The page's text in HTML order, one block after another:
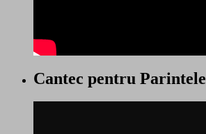
Cantec pentru Parintele